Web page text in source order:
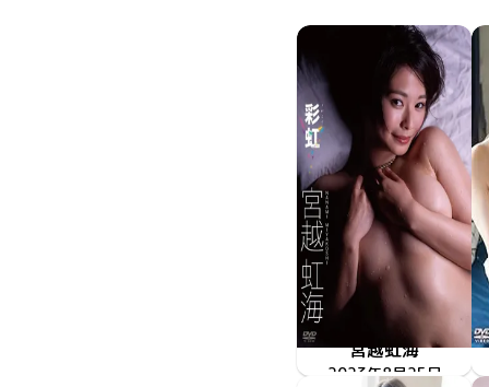
宮越虹海
彩虹
ENFD-4394
2023年8月25日